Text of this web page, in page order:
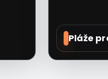
Pláže